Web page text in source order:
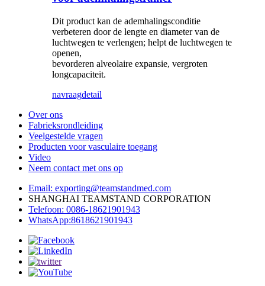
Dit product kan de ademhalingsconditie
verbeteren door de lengte en diameter van de
luchtwegen te verlengen; helpt de luchtwegen te
openen,
bevorderen alveolaire expansie, vergroten
longcapaciteit.
navraagdetail
Over ons
Fabrieksrondleiding
Veelgestelde vragen
Producten voor vasculaire toegang
Video
Neem contact met ons op
Email: exporting@teamstandmed.com
SHANGHAI TEAMSTAND CORPORATION
Telefoon: 0086-18621901943
WhatsApp:8618621901943